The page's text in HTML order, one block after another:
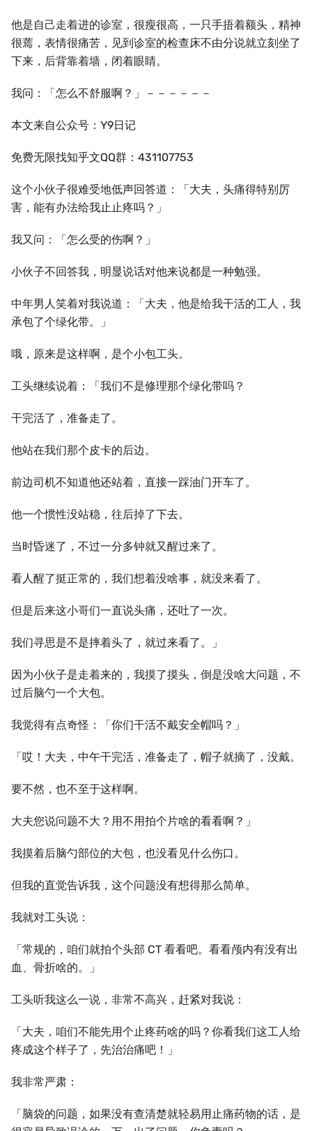
他是自己走着进的诊室，很瘦很高，一只手捂着额头，精神
很蔫，表情很痛苦，见到诊室的检查床不由分说就立刻坐了
下来，后背靠着墙，闭着眼睛。
我问：「怎么不舒服啊？」－－－－－－
本文来自公众号：Y9日记
免费无限找知乎文QQ群：431107753
这个小伙子很难受地低声回答道：「大夫，头痛得特别厉
害，能有办法给我止止疼吗？」
我又问：「怎么受的伤啊？」
小伙子不回答我，明显说话对他来说都是一种勉强。
中年男人笑着对我说道：「大夫，他是给我干活的工人，我
承包了个绿化带。」
哦，原来是这样啊，是个小包工头。
工头继续说着：「我们不是修理那个绿化带吗？
干完活了，准备走了。
他站在我们那个皮卡的后边。
前边司机不知道他还站着，直接一踩油门开车了。
他一个惯性没站稳，往后掉了下去。
当时昏迷了，不过一分多钟就又醒过来了。
看人醒了挺正常的，我们想着没啥事，就没来看了。
但是后来这小哥们一直说头痛，还吐了一次。
我们寻思是不是摔着头了，就过来看了。」
因为小伙子是走着来的，我摸了摸头，倒是没啥大问题，不
过后脑勺一个大包。
我觉得有点奇怪：「你们干活不戴安全帽吗？」
「哎！大夫，中午干完活，准备走了，帽子就摘了，没戴。
要不然，也不至于这样啊。
大夫您说问题不大？用不用拍个片啥的看看啊？」
我摸着后脑勺部位的大包，也没看见什么伤口。
但我的直觉告诉我，这个问题没有想得那么简单。
我就对工头说：
「常规的，咱们就拍个头部 CT 看看吧。看看颅内有没有出
血、骨折啥的。」
工头听我这么一说，非常不高兴，赶紧对我说：
「大夫，咱们不能先用个止疼药啥的吗？你看我们这工人给
疼成这个样子了，先治治痛吧！」
我非常严肃：
「脑袋的问题，如果没有查清楚就轻易用止痛药物的话，是